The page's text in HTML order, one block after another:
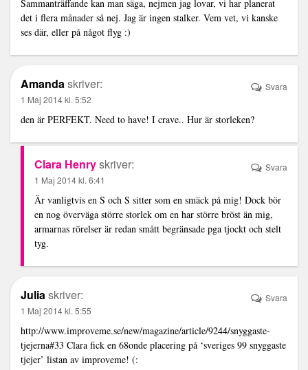
Sammanträffande kan man säga, nejmen jag lovar, vi har planerat
det i flera månader så nej. Jag är ingen stalker. Vem vet, vi kanske
ses där, eller på något flyg :)
Amandaskriver:
1 Maj 2014 kl. 5:52
den är PERFEKT. Need to have! I crave.. Hur är storleken?
Svara
Clara Henryskriver:
1 Maj 2014 kl. 6:41
Är vanligtvis en S och S sitter som en smäck på mig! Dock bör
en nog överväga större storlek om en har större bröst än mig,
armarnas rörelser är redan smått begränsade pga tjockt och stelt
tyg.
Svara
Juliaskriver:
1 Maj 2014 kl. 5:55
http://www.improveme.se/new/magazine/article/9244/snyggaste-
tjejerna#33 Clara fick en 68onde placering på ‘sveriges 99 snyggaste
tjejer’ listan av improveme! (:
Svara